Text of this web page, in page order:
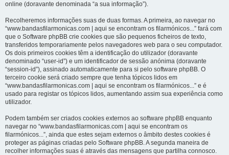
online (doravante denominada “a sua informação”).
Recolheremos informações suas de duas formas. A primeira, ao navegar no
“www.bandasfilarmonicas.com | aqui se encontram os filarmónicos...” fará com
que o Software phpBB crie cookies que são pequenos ficheiros de texto,
transferidos temporariamente pelos navegadores web para o seu computador.
Os dois primeiros cookies têm a identificação do utilizador (doravante
denominado “user-id”) e um identificador de sessão anónima (doravante
“session-id”), assinado automaticamente para si pelo software phpBB. O
terceiro cookie será criado sempre que tenha tópicos lidos em
“www.bandasfilarmonicas.com | aqui se encontram os filarmónicos...” e é
usado para registar os tópicos lidos, aumentando assim sua experiência como
utilizador.
Podem também ser criados cookies externos ao software phpBB enquanto
navegar no “www.bandasfilarmonicas.com | aqui se encontram os
filarmónicos...”, ainda que estes sejam externos o âmbito destes cookies é
proteger as páginas criadas pelo Software phpBB. A segunda maneira de
recolher informações suas é através das mensagens que partilha connosco.